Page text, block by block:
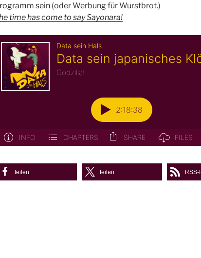
sein (oder Werbung für Wurstbrot.)
time has come to say Sayonara!
teilen teilen RSS-